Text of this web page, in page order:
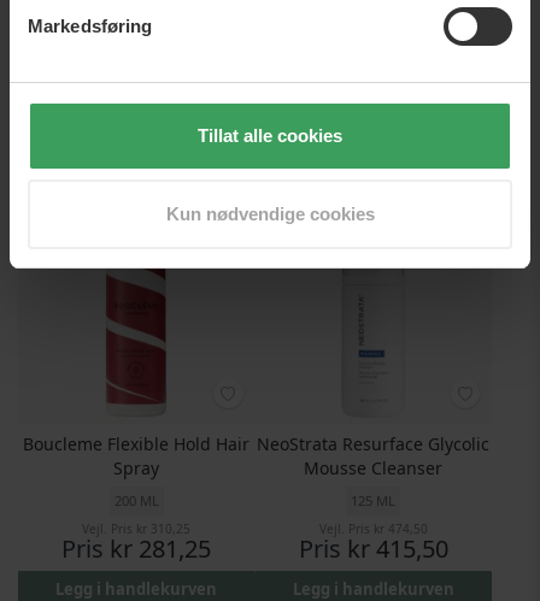
Markedsføring
Tillat alle cookies
Kun nødvendige cookies
Invigorating Set
Boucleme Curl Defence
Boucleme Flexible Hold Hair
Spray
200 ML
Vejl. Pris kr 310,25
Pris kr 281,25
Legg i handlekurven
NeoStrata Resurface Glycolic
Mousse Cleanser
125 ML
Vejl. Pris kr 474,50
Pris kr 415,50
Legg i handlekurven